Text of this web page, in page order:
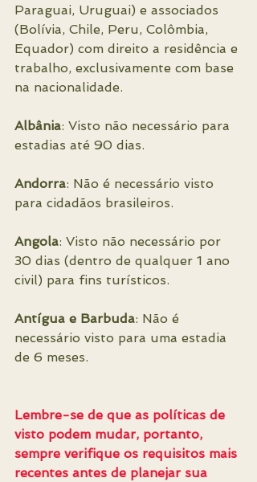
Paraguai, Uruguai) e associados
(Bolívia, Chile, Peru, Colômbia,
Equador) com direito a residência e
trabalho, exclusivamente com base
na nacionalidade.
Albânia: Visto não necessário para
estadias até 90 dias.
Andorra: Não é necessário visto
para cidadãos brasileiros.
Angola: Visto não necessário por
30 dias (dentro de qualquer 1 ano
civil) para fins turísticos.
Antígua e Barbuda: Não é
necessário visto para uma estadia
de 6 meses.
Lembre-se de que as políticas de
visto podem mudar, portanto,
sempre verifique os requisitos mais
recentes antes de planejar sua